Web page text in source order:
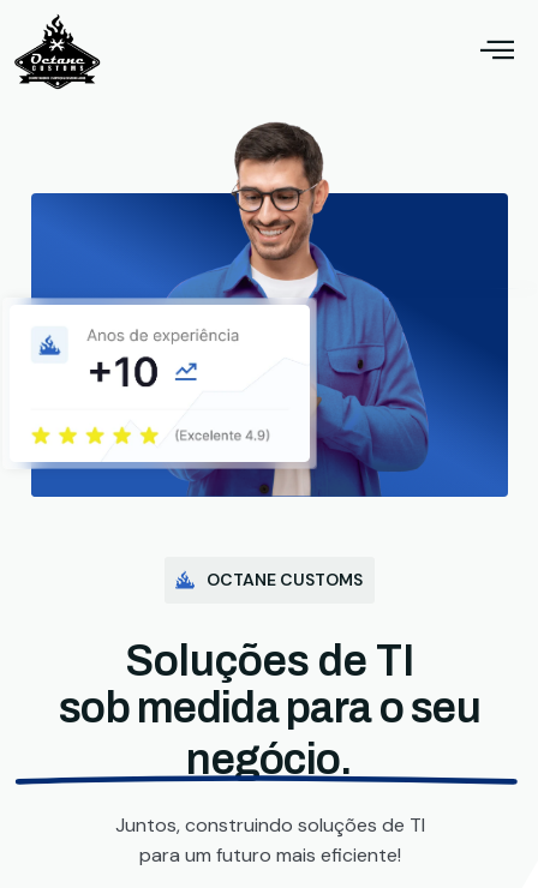
OCTANE CUSTOMS
Soluções de TI
sob medida para o seu
negócio.
Juntos, construindo soluções de TI
para um futuro mais eficiente!